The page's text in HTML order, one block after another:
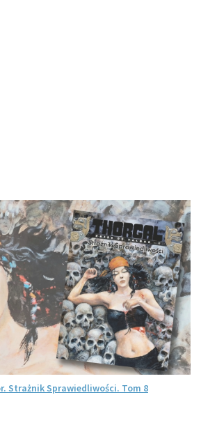
Strażnik Sprawiedliwości. Tom 8